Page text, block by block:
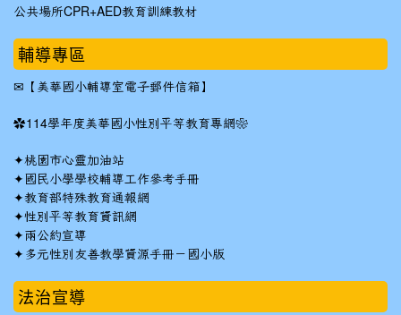
公共場所CPR+AED教育訓練教材
輔導專區
✉ 【美華國小輔導室電子郵件信箱】
✿114學年度美華國小性別平等教育專網❀
✦桃園市心靈加油站
✦ 國民小學學校輔導工作參考手冊
✦教育部特殊教育通報網
✦性別平等教育資訊網
✦兩公約宣導
✦ 多元性別友善教學資源手冊－國小版
法治宣導